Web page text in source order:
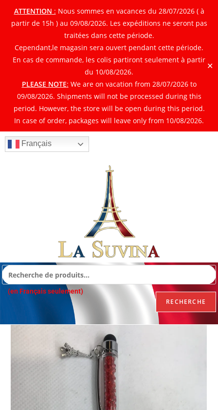
ATTENTION : Nous sommes en vacances du 28/07/2026 ( à
partir de 15h ) au 09/08/2026. Les expéditions ne seront pas
traitées dans cette période.
Cependant,le magasin sera ouvert pendant cette période.
En cas de commande, les colis partiront seulement à partir
du 10/08/2026.
PLEASE NOTE: We are on vacation from 28/07/2026 to
09/08/2026. Shipments will not be processed during this
period. However, the store will be open during this period.
In case of order, packages will leave only from 10/08/2026.
✕
Français
RECHERCHE
(en Français seulement)